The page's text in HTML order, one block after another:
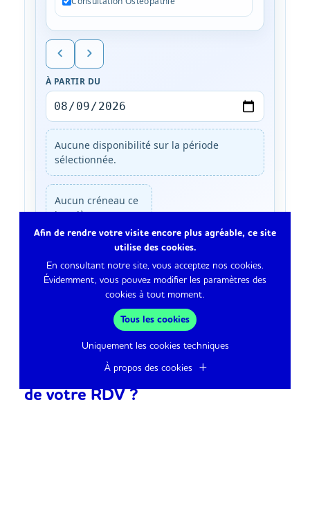
Un imprévu ou désistement le jour
de votre RDV ?
Afin de rendre votre visite encore plus agréable, ce site
utilise des cookies.
En consultant notre site, vous acceptez nos cookies.
Évidemment, vous pouvez modifier les paramètres des
cookies à tout moment.
Tous les cookies
Uniquement les cookies techniques
À propos des cookies